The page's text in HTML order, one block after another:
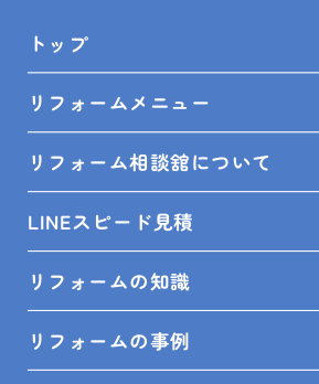
トップ
リフォームメニュー
リフォーム相談舘について
LINEスピード見積
リフォームの知識
リフォームの事例
現場レポート 2025.10.16